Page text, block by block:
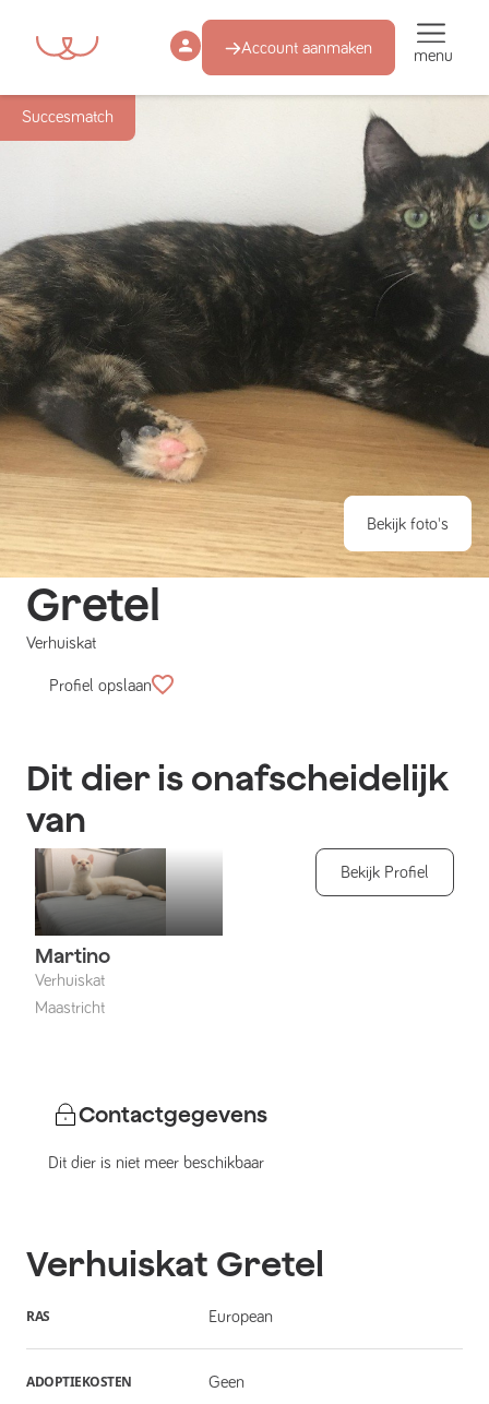
Account aanmaken menu
Succesmatch
Bekijk foto's
Gretel
Verhuiskat
Profiel opslaan
Dit dier is onafscheidelijk
van
Martino
Verhuiskat
Maastricht
Bekijk Profiel
Contactgegevens
Dit dier is niet meer beschikbaar
Verhuiskat Gretel
RAS European
ADOPTIEKOSTEN Geen